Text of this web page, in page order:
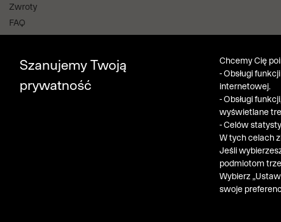
Zwroty
FAQ
Aplikacja i program lojalnościowy
Bytom Klub
Szanujemy Twoją
prywatność
Chcemy Cię
- Obsługi
internetowej.
- Obsługi
wyświetlane
- Celów
W tych celach
Jeśli
podmiotom
Wybierz
swoje